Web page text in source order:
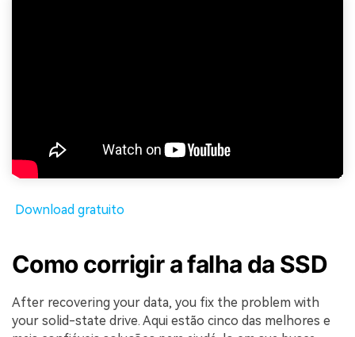
Download gratuito
Como corrigir a falha da SSD
After recovering your data, you fix the problem with
your solid-state drive. Aqui estão cinco das melhores e